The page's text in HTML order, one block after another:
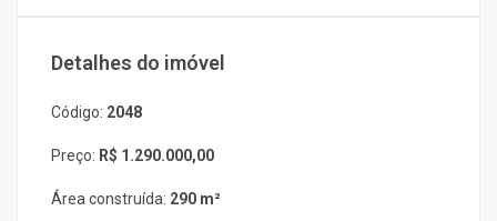
Detalhes do imóvel
Código: 2048
Preço: R$ 1.290.000,00
Área construída: 290 m²